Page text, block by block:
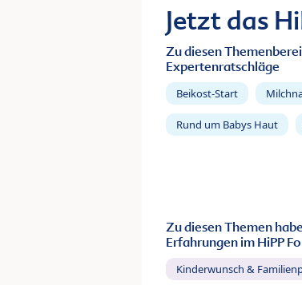
Jetzt das
Zu diesen
Expertenratschläge
Beikost-Start
Rund um Babys Haut
Zu diesen Themen
Erfahrungen im HiPP
Kinderwunsch &